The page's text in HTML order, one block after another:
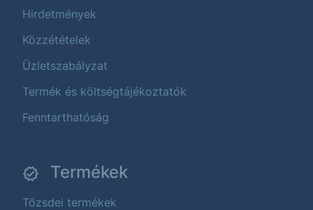
Hirdetmények
Közzétételek
Üzletszabályzat
Termék és költségtájékoztatók
Fenntarthatóság
Termékek
Tőzsdei termékek